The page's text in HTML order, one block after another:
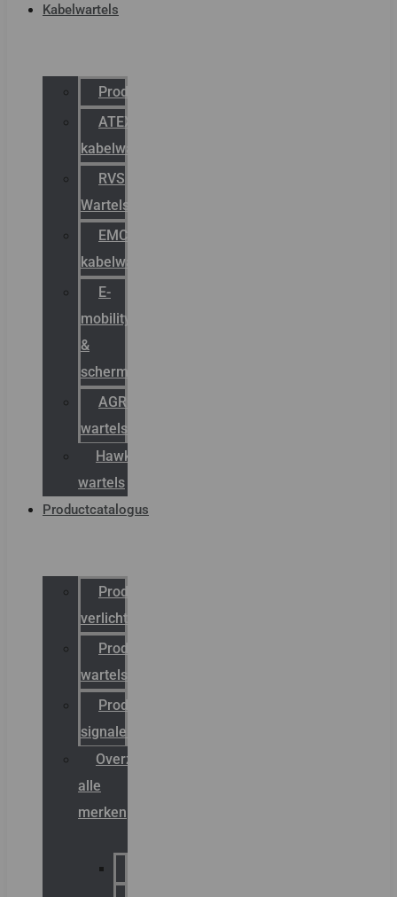
Kabelwartels
Productcatalogus
ATEX
kabelwartels
RVS
Wartels
EMC
kabelwartels
E-
mobility
&
schermstromen
AGRO
wartels
Hawke
wartels
Productcatalogus
Productcatalogus
verlichting
Productcatalogus
wartels
Productcatalogus
signalering
Overzicht
alle
merken